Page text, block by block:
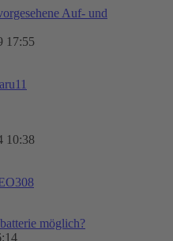
Auf- und
17:55
10:38
möglich?